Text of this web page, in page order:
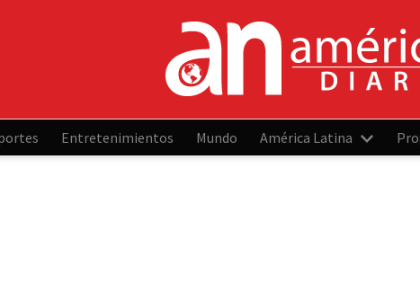
Entretenimientos Mundo América Latina